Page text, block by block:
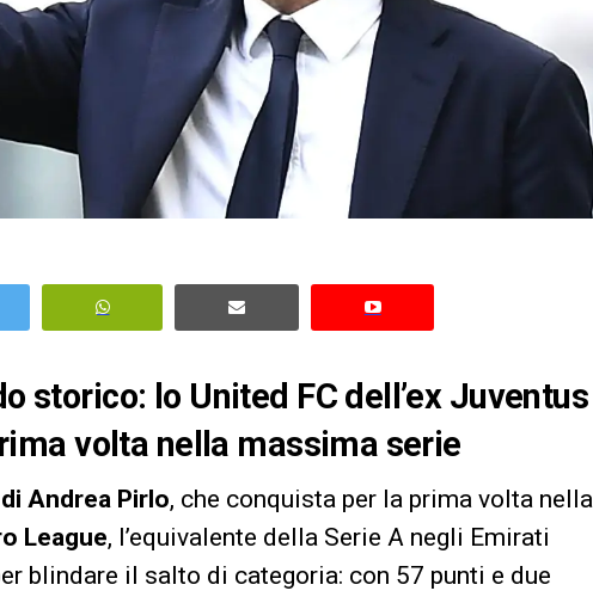
storico: lo United FC dell’ex Juventus
volta nella massima serie
Andrea Pirlo, che conquista per la prima volta nella
League, l’equivalente della Serie A negli Emirati
blindare il salto di categoria: con 57 punti e due